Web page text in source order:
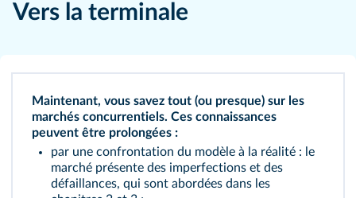
Vers la terminale
Maintenant, vous savez tout (ou presque) sur les
marchés concurrentiels. Ces connaissances
peuvent être prolongées :
par une confrontation du modèle à la réalité : le
marché présente des imperfections et des
défaillances, qui sont abordées dans les